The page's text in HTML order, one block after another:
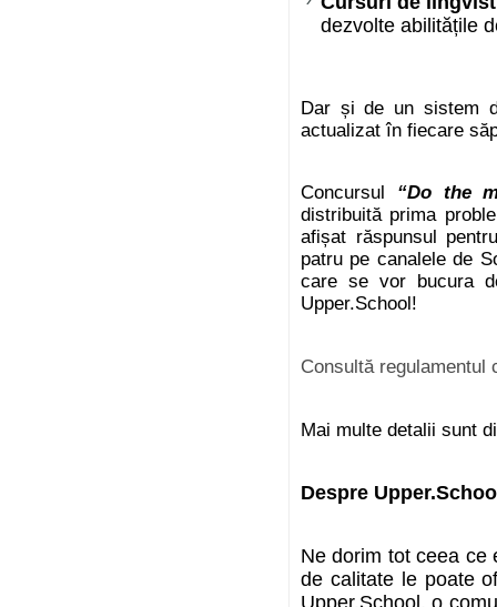
dezvolte abilitățile
Dar și de un sistem
actualizat în fiecare
Concursul
“Do the
distribuită prima
afișat răspunsul
patru pe canalele de
care se vor bucura
Upper.School!
Consultă regulamentul
Mai multe detalii sunt
Despre
Ne dorim tot ceea ce
de calitate le poate
Upper.School, o